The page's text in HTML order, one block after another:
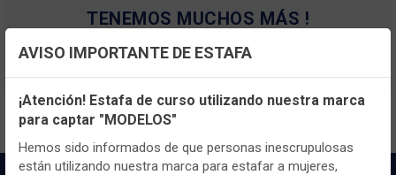
TENEMOS MUCHOS MÁS !
contenido y los precios.
Configuración de cookies
Utilizamos cookies propias y de terceros, de sesión o
persistentes, para hacer funcionar de manera segura nuestra
página web y personalizar su contenido.
AVISO IMPORTANTE DE ESTAFA
¡Atención! Estafa de curso utilizando nuestra marca
para captar "MODELOS"
Hemos sido informados de que personas inescrupulosas
están utilizando nuestra marca para estafar a mujeres,